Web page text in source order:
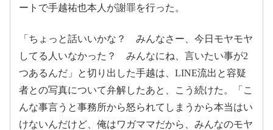
ELOV-Label OFFICIAL SITE
プロフィールなど各情報を掲載。
www.elov-label.jp
2017年5
月28日
May 27, 2017
ートで手越祐也本人が謝罪を行った。
「ちょっと話いいかな？ みんなさー、今日モヤモヤ
してる人いなかった？ みんなにね、言いたい事が2
つあるんだ」と切り出した手越は、LINE流出と容疑
者との写真について弁解したあと、こう続けた。「こ
んな事言うと事務所から怒られてしまうから本当はい
けないんだけど、俺はワガママだから、みんなのモヤ